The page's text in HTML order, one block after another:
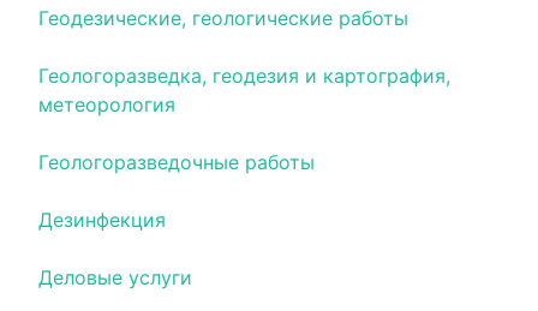
Геодезические, геологические работы
Геологоразведка, геодезия и картография,
метеорология
Геологоразведочные работы
Дезинфекция
Деловые услуги